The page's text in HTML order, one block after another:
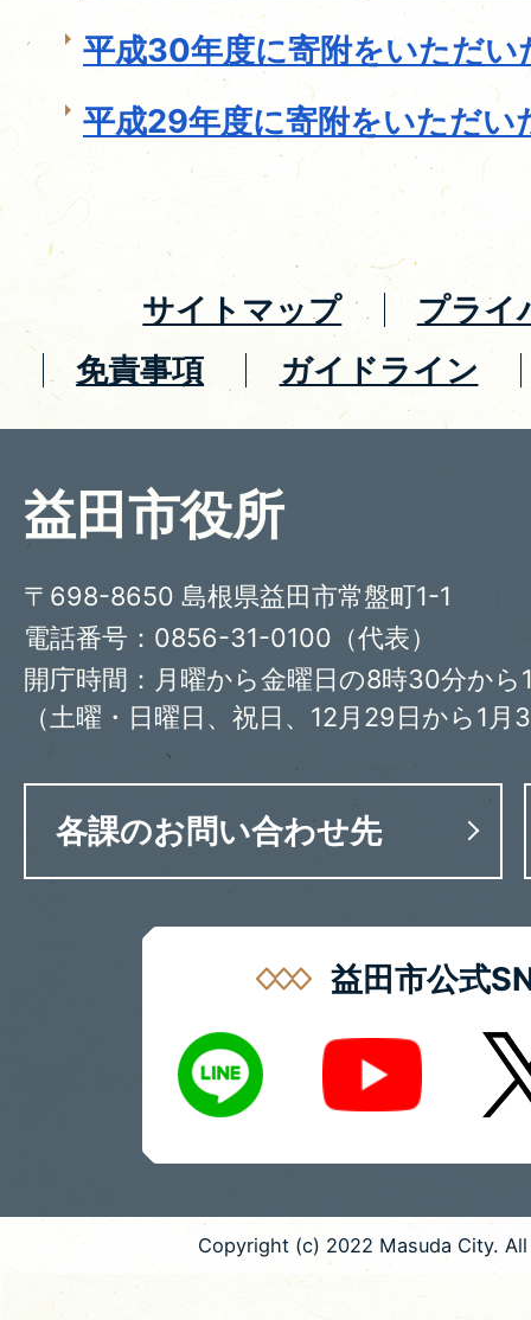
平成30年度に寄附をいただい
平成29年度に寄附をいただい
サイトマップ
プライ
免責事項
ガイドライン
益田市役所
〒698-8650 島根県益田市常盤町1-1
電話番号：0856-31-0100（代表）
開庁時間：月曜から金曜日の8時30分から
（土曜・日曜日、祝日、12月29日から1月
各課のお問い合わせ先
益田市公式
LINE
Youtube X
Copyright (c) 2022 Masuda City.